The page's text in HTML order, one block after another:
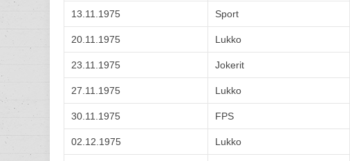
13.11.1975 Sport
20.11.1975 Lukko
23.11.1975 Jokerit
27.11.1975 Lukko
30.11.1975 FPS
02.12.1975 Lukko